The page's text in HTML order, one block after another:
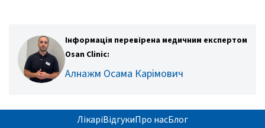
Інформація перевірена медичним експертом
Osan Clinic:
Алнажм Осама Карімович
ЛікаріВідгукиПро насБлог